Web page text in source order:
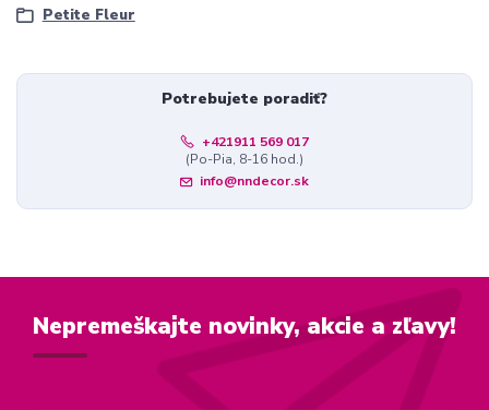
Petite Fleur
Potrebujete poradiť?
+421911 569 017
(Po-Pia, 8-16 hod.)
info@nndecor.sk
Nepremeškajte novinky, akcie a zľavy!